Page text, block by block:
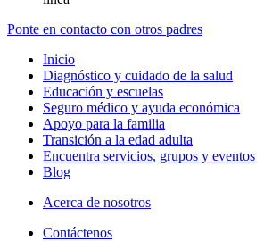
Ponte en contacto con otros padres
Inicio
Diagnóstico y cuidado de la salud
Educación y escuelas
Seguro médico y ayuda económica
Apoyo para la familia
Transición a la edad adulta
Encuentra servicios, grupos y eventos
Blog
Acerca de nosotros
Contáctenos